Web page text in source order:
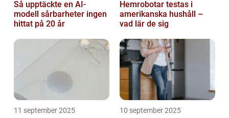
Så upptäckte en AI-
modell sårbarheter ingen
hittat på 20 år
Hemrobotar testas i
amerikanska hushåll –
vad lär de sig
11 september 2025 10 september 2025